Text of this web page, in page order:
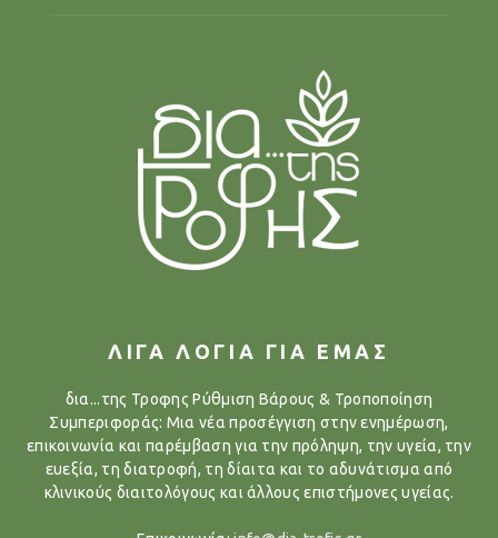
ΛΙΓΑ ΛΟΓΙΑ ΓΙΑ ΕΜΑΣ
δια...της Τροφης Ρύθμιση Βάρους & Τροποποίηση
Συμπεριφοράς: Μια νέα προσέγγιση στην ενημέρωση,
επικοινωνία και παρέμβαση για την πρόληψη, την υγεία, την
ευεξία, τη διατροφή, τη δίαιτα και το αδυνάτισμα από
κλινικούς διαιτολόγους και άλλους επιστήμονες υγείας.